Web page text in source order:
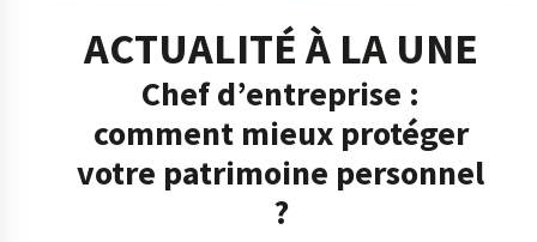
ACTUALITÉ À LA UNE
Chef d’entreprise :
comment mieux protéger
votre patrimoine personnel
?